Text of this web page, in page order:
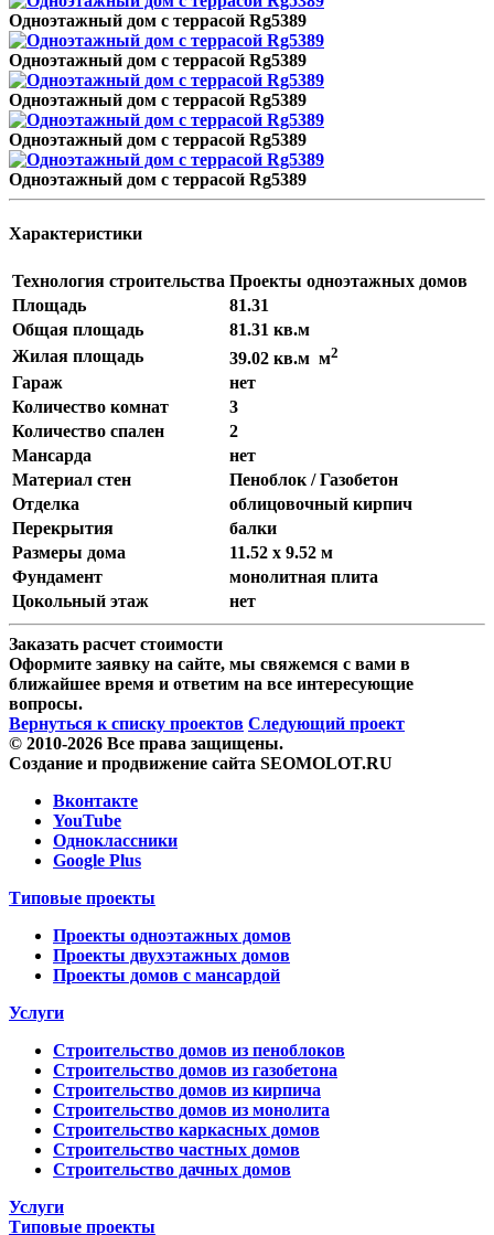
Одноэтажный дом с террасой Rg5389
Одноэтажный дом с террасой Rg5389
Одноэтажный дом с террасой Rg5389
Одноэтажный дом с террасой Rg5389
Одноэтажный дом с террасой Rg5389
Характеристики
Технология строительства Проекты одноэтажных домов
Площадь
81.31
Общая площадь
81.31 кв.м
Жилая площадь
39.02 кв.м м2
Гараж
нет
Количество комнат
3
Количество спален
2
Мансарда
нет
Материал стен
Пеноблок / Газобетон
Отделка
облицовочный кирпич
Перекрытия
балки
Размеры дома
11.52 x 9.52 м
Фундамент
монолитная плита
Цокольный этаж
нет
Заказать расчет стоимости
Оформите заявку на сайте, мы свяжемся с вами в
ближайшее время и ответим на все интересующие
вопросы.
Вернуться к списку проектов Следующий проект
© 2010-2026 Все права защищены.
Создание и продвижение сайта SEOMOLOT.RU
Вконтакте
YouTube
Одноклассники
Google Plus
Типовые проекты
Проекты одноэтажных домов
Проекты двухэтажных домов
Проекты домов с мансардой
Услуги
Строительство домов из пеноблоков
Строительство домов из газобетона
Строительство домов из кирпича
Строительство домов из монолита
Строительство каркасных домов
Строительство частных домов
Строительство дачных домов
Услуги
Типовые проекты